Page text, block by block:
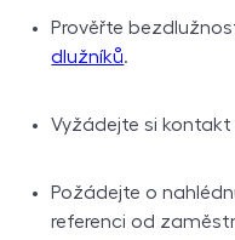
Prověřte
dlužníků.
Vyžádejte si
Požádejte o
referenci od